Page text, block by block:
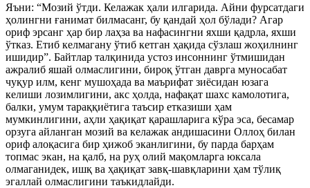
Яъни: “Mозий ўтди. Келажак ҳали илгарида. Айни фурсатдаги
ҳолингни ғанимат билмасанг, бу қандай ҳол бўлади? Агар
ориф эрсанг ҳар бир лаҳза ва нафасингни яхши қадрла, яхши
ўтказ. Етиб келмагану ўтиб кетган ҳақида сўзлаш жоҳилнинг
ишидир”. Байтлар талқинида устоз инсоннинг ўтмишидан
ажралиб яшай олмаслигини, бироқ ўтган даврга муносабат
чуқур илм, кенг мушоҳада ва маърифат зиёсидан юзага
келиши лозимлигини, акс ҳолда, нафақат шахс камолотига,
балки, умум тараққиётига таъсир етказиши ҳам
мумкинлигини, аҳли ҳақиқат қарашларига кўра эса, бесамар
орзуга айланган мозий ва келажак андишасини Оллоҳ билан
ориф алоқасига бир ҳижоб эканлигини, бу парда барҳам
топмас экан, на қалб, на руҳ олий мақомларга юксала
олмаганидек, ишқ ва ҳақиқат завқ-шавқларини ҳам тўлиқ
эгаллай олмаслигини таъкидлайди.